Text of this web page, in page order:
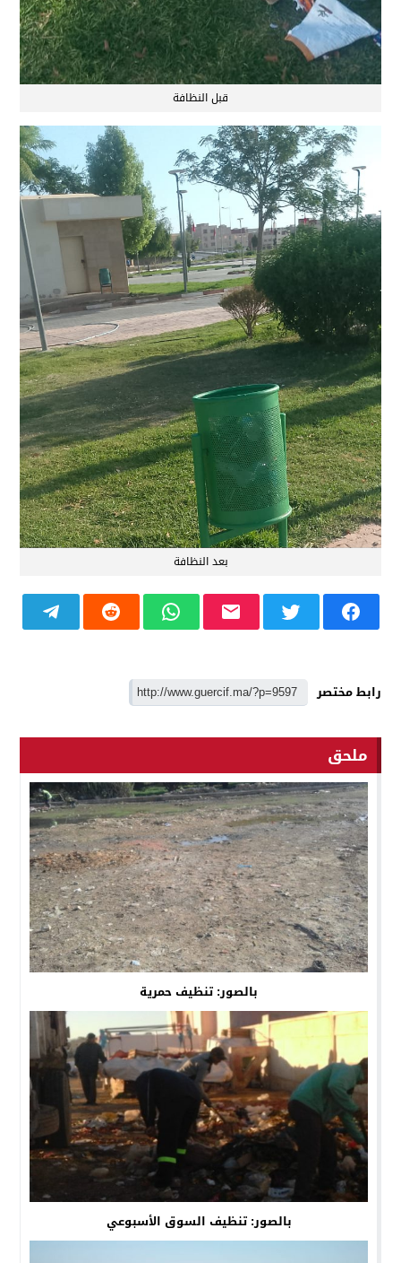
قبل النظافة
بعد النظافة
رابط مختصر
ملحق
بالصور: تنظيف حمرية
بالصور: تنظيف السوق الأسبوعي